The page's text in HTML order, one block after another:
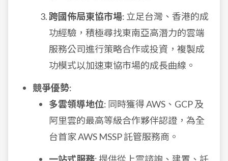
跨國佈局東協市場: 立足台灣、香港的成
功經驗，積極尋找東南亞高潛力的雲端
服務公司進行策略合作或投資，複製成
功模式以加速東協市場的成長曲線。
競爭優勢:
多雲領導地位: 同時獲得 AWS、GCP 及
阿里雲的最高等級合作夥伴認證，為全
台首家 AWS MSSP 託管服務商。